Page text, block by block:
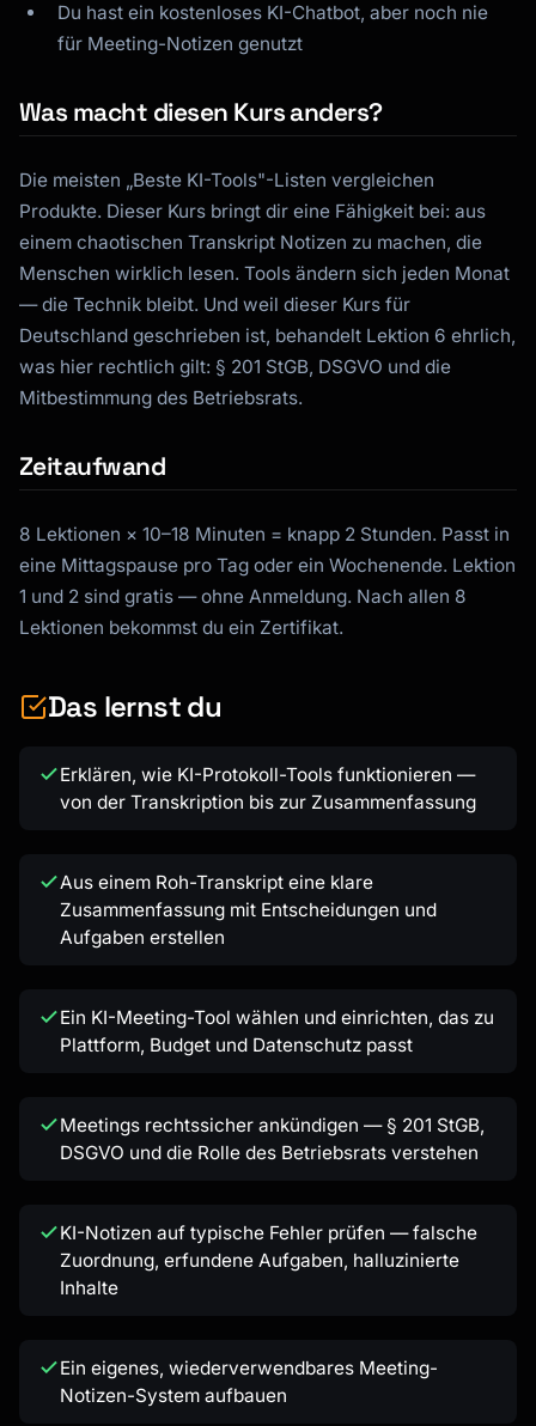
Du hast ein kostenloses KI-Chatbot, aber noch nie
für Meeting-Notizen genutzt
Was macht diesen Kurs anders?
Die meisten „Beste KI-Tools"-Listen vergleichen
Produkte. Dieser Kurs bringt dir eine Fähigkeit bei: aus
einem chaotischen Transkript Notizen zu machen, die
Menschen wirklich lesen. Tools ändern sich jeden Monat
— die Technik bleibt. Und weil dieser Kurs für
Deutschland geschrieben ist, behandelt Lektion 6 ehrlich,
was hier rechtlich gilt: § 201 StGB, DSGVO und die
Mitbestimmung des Betriebsrats.
Zeitaufwand
8 Lektionen × 10–18 Minuten = knapp 2 Stunden. Passt in
eine Mittagspause pro Tag oder ein Wochenende. Lektion
1 und 2 sind gratis — ohne Anmeldung. Nach allen 8
Lektionen bekommst du ein Zertifikat.
Das lernst du
Erklären, wie KI-Protokoll-Tools funktionieren —
von der Transkription bis zur Zusammenfassung
Aus einem Roh-Transkript eine klare
Zusammenfassung mit Entscheidungen und
Aufgaben erstellen
Ein KI-Meeting-Tool wählen und einrichten, das zu
Plattform, Budget und Datenschutz passt
Meetings rechtssicher ankündigen — § 201 StGB,
DSGVO und die Rolle des Betriebsrats verstehen
KI-Notizen auf typische Fehler prüfen — falsche
Zuordnung, erfundene Aufgaben, halluzinierte
Inhalte
Ein eigenes, wiederverwendbares Meeting-
Notizen-System aufbauen